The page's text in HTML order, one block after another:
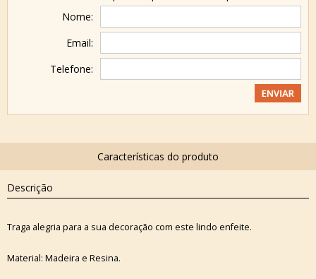
Nome:
Email:
Telefone:
Descrição
Traga alegria para a sua decoração com este lindo enfeite.
Material: Madeira e Resina.